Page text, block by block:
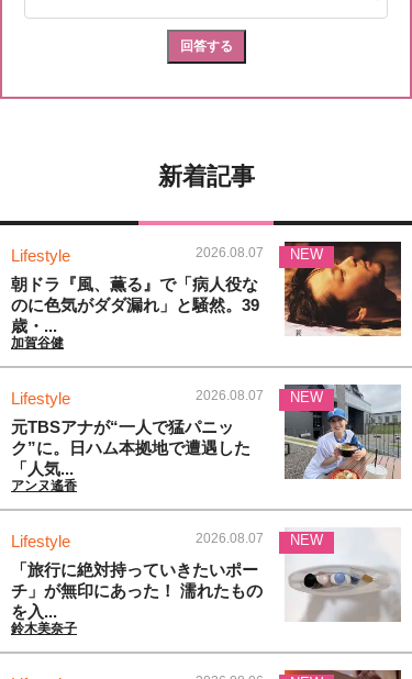
新着記事
Lifestyle 2026.08.07
朝ドラ『風、薫る』で「病人役な
のに色気がダダ漏れ」と騒然。39
歳・...
加賀谷健
NEW
Lifestyle 2026.08.07
元TBSアナが“一人で猛パニッ
ク”に。日ハム本拠地で遭遇した
「人気...
アンヌ遙香
NEW
Lifestyle 2026.08.07
「旅行に絶対持っていきたいポー
チ」が無印にあった！ 濡れたもの
を入...
鈴木美奈子
NEW